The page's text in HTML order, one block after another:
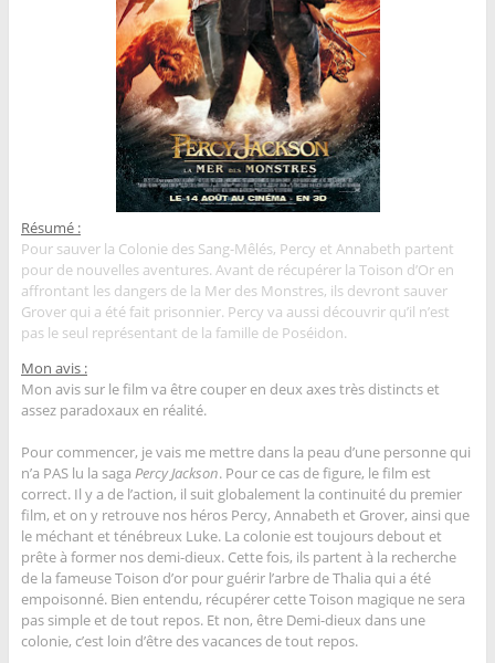
Résumé :
Pour sauver la Colonie des Sang-Mêlés, Percy et Annabeth partent
pour de nouvelles aventures. Avant de récupérer la Toison d’Or en
affrontant les dangers de la Mer des Monstres, ils devront sauver
Grover qui a été fait prisonnier. Percy va aussi découvrir qu’il n’est
pas le seul représentant de la famille de Poséidon.
Mon avis :
Mon avis sur le film va être couper en deux axes très distincts et
assez paradoxaux en réalité.
Pour commencer, je vais me mettre dans la peau d’une personne qui
n’a PAS lu la saga Percy Jackson. Pour ce cas de figure, le film est
correct. Il y a de l’action, il suit globalement la continuité du premier
film, et on y retrouve nos héros Percy, Annabeth et Grover, ainsi que
le méchant et ténébreux Luke. La colonie est toujours debout et
prête à former nos demi-dieux. Cette fois, ils partent à la recherche
de la fameuse Toison d’or pour guérir l’arbre de Thalia qui a été
empoisonné. Bien entendu, récupérer cette Toison magique ne sera
pas simple et de tout repos. Et non, être Demi-dieux dans une
colonie, c’est loin d’être des vacances de tout repos.